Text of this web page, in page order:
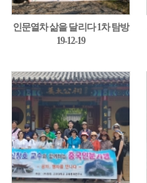
인문열차 삶을 달리다 1차 탐방
8
19-12-19